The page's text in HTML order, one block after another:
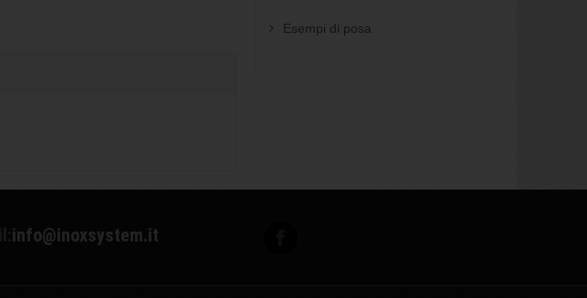
Esempi di posa
info@inoxsystem.it